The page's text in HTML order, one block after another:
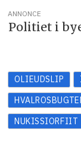
ANNONCE
Politiet i
OLIEUDSLIP
NUKISSIORFIIT